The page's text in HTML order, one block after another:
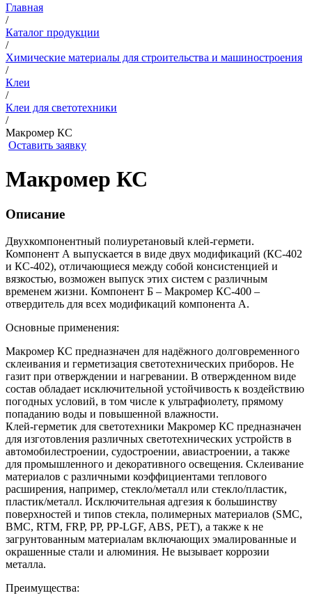
Главная
/
Каталог продукции
/
Химические материалы для строительства и машиностроения
/
Клеи
/
Клеи для светотехники
/
Макромер КС
Оставить заявку
Макромер КС
Описание
Двухкомпонентный полиуретановый клей-гермети.
Компонент А выпускается в виде двух модификаций (КС-402
и КС-402), отличающиеся между собой консистенцией и
вязкостью, возможен выпуск этих систем с различным
временем жизни. Компонент Б – Макромер КС-400 –
отвердитель для всех модификаций компонента А.
Основные применения:
Макромер КС предназначен для надёжного долговременного
склеивания и герметизация светотехнических приборов. Не
газит при отверждении и нагревании. В отвержденном виде
состав обладает исключительной устойчивость к воздействию
погодных условий, в том числе к ультрафиолету, прямому
попаданию воды и повышенной влажности.
Клей-герметик для светотехники Макромер КС предназначен
для изготовления различных светотехнических устройств в
автомобилестроении, судостроении, авиастроении, а также
для промышленного и декоративного освещения. Склеивание
материалов с различными коэффициентами теплового
расширения, например, стекло/металл или стекло/пластик,
пластик/металл. Исключительная адгезия к большинству
поверхностей и типов стекла, полимерных материалов (SMC,
BMC, RTM, FRP, PP, PP-LGF, ABS, PET), а также к не
загрунтованным материалам включающих эмалированные и
окрашенные стали и алюминия. Не вызывает коррозии
металла.
Преимущества: